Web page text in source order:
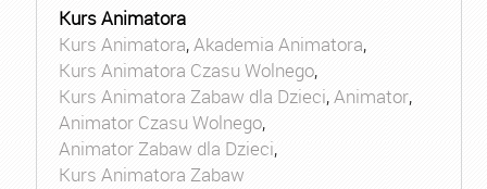
Kurs Animatora
Kurs Animatora,Akademia Animatora,
Kurs Animatora Czasu Wolnego,
Kurs Animatora Zabaw dla Dzieci,Animator,
Animator Czasu Wolnego,
Animator Zabaw dla Dzieci,
Kurs Animatora Zabaw